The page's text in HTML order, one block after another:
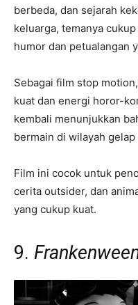
berbeda, dan sejarah
keluarga, temanya
humor dan petualangan
Sebagai film stop motion,
kuat dan energi horor-
kembali menunjukkan
bermain di wilayah
Film ini cocok untuk
cerita outsider, dan
yang cukup kuat.
9.